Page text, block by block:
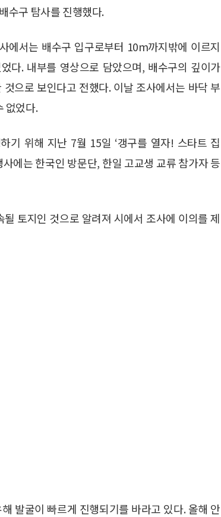
수구 탐사를 진행했다.
에서는 배수구 입구로부터 10m까지밖에 이르지
다. 내부를 영상으로 담았으며, 배수구의 깊이가
으로 보인다고 전했다. 이날 조사에서는 바닥 부
없었다.
기 위해 지난 7월 15일 ‘갱구를 열자! 스타트 집
에는 한국인 방문단, 한일 고교생 교류 참가자 등
토지인 것으로 알려져 시에서 조사에 이의를 제
발굴이 빠르게 진행되기를 바라고 있다. 올해 안